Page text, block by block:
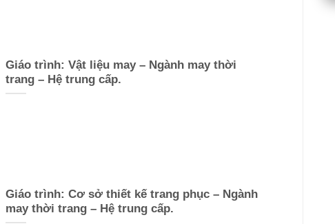
Giáo trình: Vật liệu may – Ngành may thời
trang – Hệ trung cấp.
Giáo trình: Cơ sở thiết kế trang phục – Ngành
may thời trang – Hệ trung cấp.